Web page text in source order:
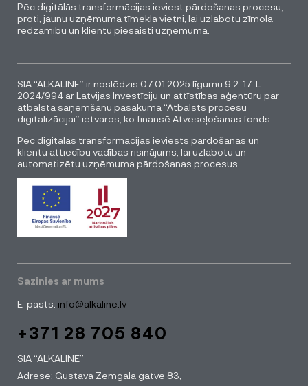
Pēc digitālās transformācijas ieviest pārdošanas procesu,
proti, jaunu uzņēmuma tīmekļa vietni, lai uzlabotu zīmola
redzamību un klientu piesaisti uzņēmumā.
SIA “ALKALINE” ir noslēdzis 07.01.2025 līgumu 9.2-17-L-
2024/994 ar Latvijas Investīciju un attīstības aģentūru par
atbalsta saņemšanu pasākuma “Atbalsts procesu
digitalizācijai” ietvaros, ko finansē Atveseļošanas fonds.
Pēc digitālās transformācijas ieviests pārdošanas un
klientu attiecību vadības risinājums, lai uzlabotu un
automatizētu uzņēmuma pārdošanas procesus.
Sazinies ar mums
E-pasts: info@alkaline.lv
+371 28 705 840
SIA “ALKALINE”
Adrese: Gustava Zemgala gatve 83,